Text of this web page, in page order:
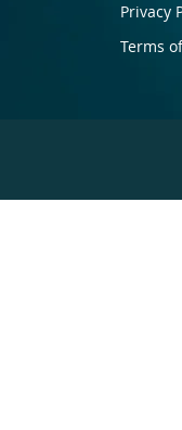
Privacy
Terms